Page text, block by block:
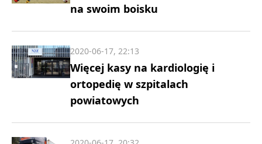
na swoim boisku
Więcej kasy na kardiologię i
ortopedię w szpitalach
powiatowych
2020-06-17, 22:13